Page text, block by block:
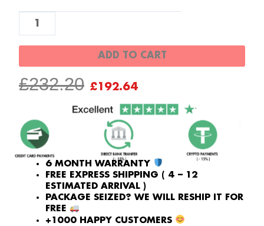
£232.20 ORIGINAL
PRICE
WAS:
£232.20.
£192.64
PRICE
IS:
£192.64.
Date
40mm
Esfera
Árabe
quantity
ADD TO CART
6 MONTH WARRANTY
FREE EXPRESS SHIPPING ( 4 – 12
ESTIMATED ARRIVAL )
PACKAGE SEIZED? WE WILL RESHIP IT FOR
FREE
+1000 HAPPY CUSTOMERS